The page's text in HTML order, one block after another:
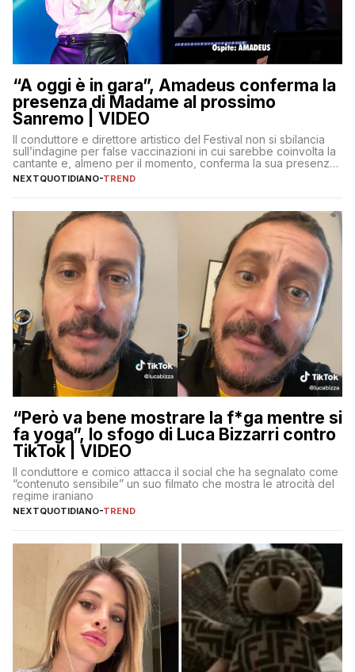
“A oggi è in gara”, Amadeus conferma la
presenza di Madame al prossimo
Sanremo | VIDEO
Il conduttore e direttore artistico del Festival non si sbilancia
sull’indagine per false vaccinazioni in cui sarebbe coinvolta la
cantante e, almeno per il momento, conferma la sua presenza
sul palco dell’Ariston
NEXTQUOTIDIANO-TREND
“Però va bene mostrare la f*ga mentre si
fa yoga”, lo sfogo di Luca Bizzarri contro
TikTok | VIDEO
Il conduttore e comico attacca il social che ha segnalato come
“contenuto sensibile” un suo filmato che mostra le atrocità del
regime iraniano
NEXTQUOTIDIANO-TREND